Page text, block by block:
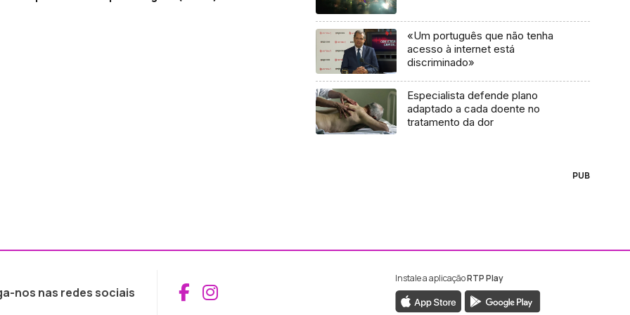
«Um português que não tenha
acesso à internet está
discriminado»
Especialista defende plano
adaptado a cada doente no
tratamento da dor
PUB
nos nas redes sociais Aceder ao Facebook da RTP Madeira
Aceder ao Instagram da RTP Madeira
Instale a aplicaçãoRTP Play